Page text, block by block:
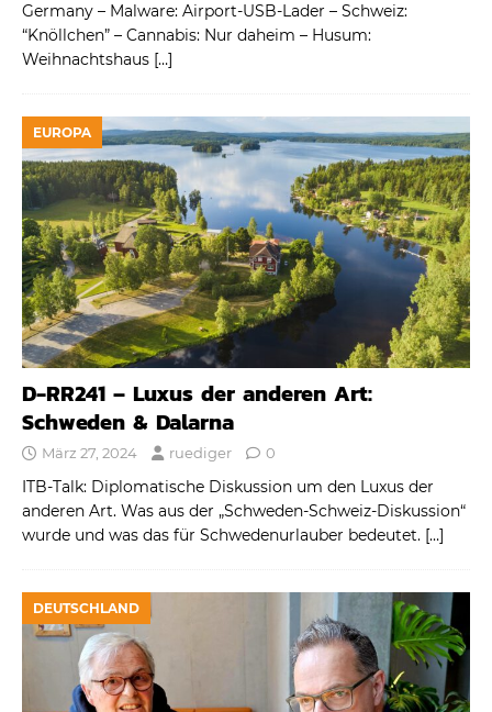
Germany – Malware: Airport-USB-Lader – Schweiz:
“Knöllchen” – Cannabis: Nur daheim – Husum:
Weihnachtshaus […]
EUROPA
D-RR241 – Luxus der anderen Art:
Schweden & Dalarna
März 27, 2024 ruediger 0
ITB-Talk: Diplomatische Diskussion um den Luxus der
anderen Art. Was aus der „Schweden-Schweiz-Diskussion“
wurde und was das für Schwedenurlauber bedeutet. […]
DEUTSCHLAND